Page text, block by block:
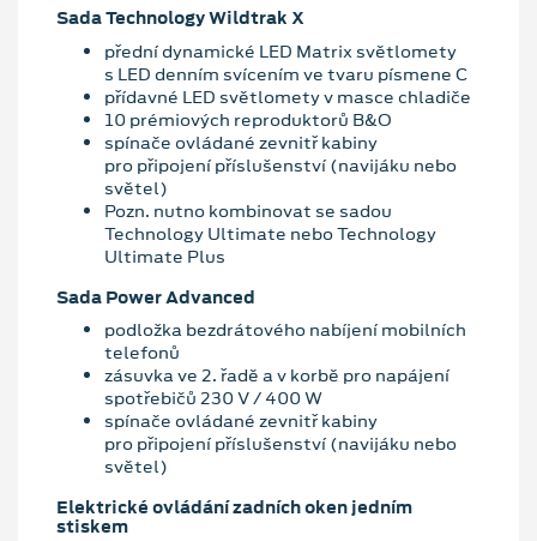
Sada Technology Wildtrak X
přední dynamické LED Matrix světlomety
s LED denním svícením ve tvaru písmene C
přídavné LED světlomety v masce chladiče
10 prémiových reproduktorů B&O
spínače ovládané zevnitř kabiny
pro připojení příslušenství (navijáku nebo
světel)
Pozn. nutno kombinovat se sadou
Technology Ultimate nebo Technology
Ultimate Plus
Sada Power Advanced
podložka bezdrátového nabíjení mobilních
telefonů
zásuvka ve 2. řadě a v korbě pro napájení
spotřebičů 230 V / 400 W
spínače ovládané zevnitř kabiny
pro připojení příslušenství (navijáku nebo
světel)
Elektrické ovládání zadních oken jedním
stiskem